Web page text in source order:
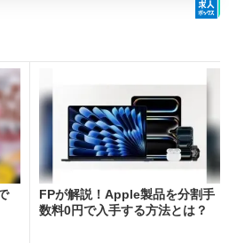
FPが解説！Apple製品を分割手
数料0円で入手する方法とは？